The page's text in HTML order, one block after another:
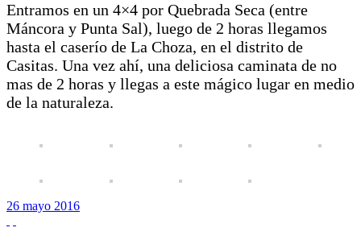
Entramos en un 4×4 por Quebrada Seca (entre
Máncora y Punta Sal), luego de 2 horas llegamos
hasta el caserío de La Choza, en el distrito de
Casitas. Una vez ahí, una deliciosa caminata de no
mas de 2 horas y llegas a este mágico lugar en medio
de la naturaleza.
26 mayo 2016